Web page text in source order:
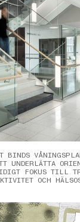
BINDS
UNDERLÄTTA
FOKUS TILL
OCH